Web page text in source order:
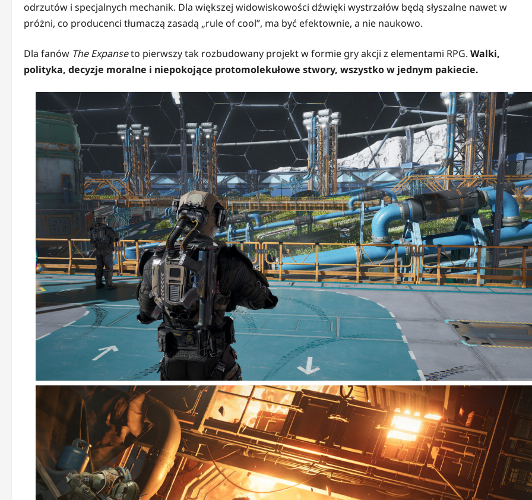
odrzutów i specjalnych mechanik. Dla większej widowiskowości dźwięki wystrzałów będą słyszalne nawet w
próżni, co producenci tłumaczą zasadą „rule of cool”, ma być efektownie, a nie naukowo.
Dla fanów The Expanseto pierwszy tak rozbudowany projekt w formie gry akcji z elementami RPG. Walki,
polityka, decyzje moralne i niepokojące protomolekułowe stwory, wszystko w jednym pakiecie.